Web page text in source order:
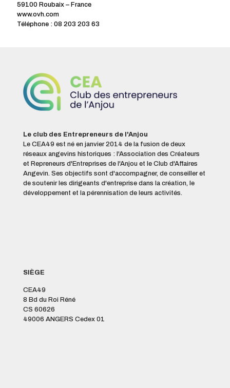
59100 Roubaix – France
www.ovh.com
Téléphone : 08 203 203 63
Le club des Entrepreneurs de l'Anjou
Le CEA49 est né en janvier 2014 de la fusion de deux
réseaux angevins historiques : l'Association des Créateurs
et Repreneurs d'Entreprises de l'Anjou et le Club d'Affaires
Angevin. Ses objectifs sont d'accompagner, de conseiller et
de soutenir les dirigeants d'entreprise dans la création, le
développement et la pérennisation de leurs activités.
SIÈGE
CEA49
8 Bd du Roi Réné
CS 60626
49006 ANGERS Cedex 01